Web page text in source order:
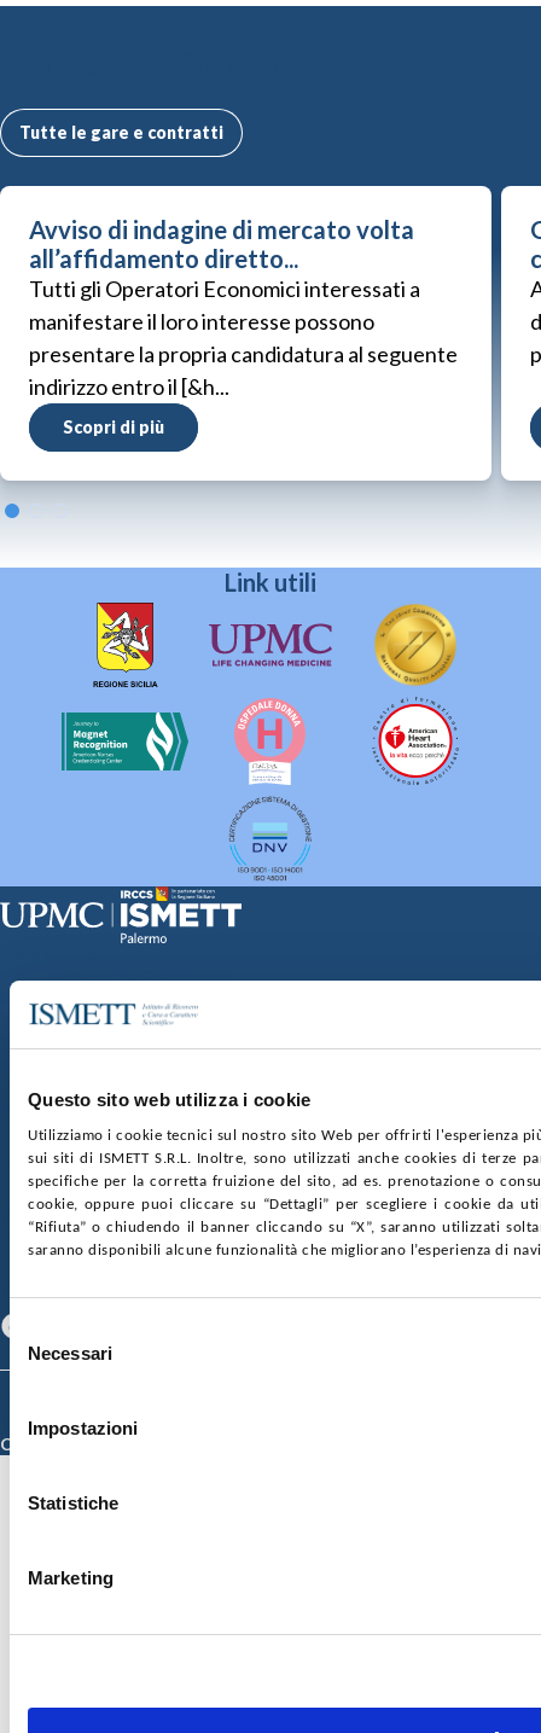
Questo sito web utilizza i cookie
Utilizziamo i cookie tecnici sul nostro sito Web per offrirti l'esperienza
sui siti di ISMETT S.R.L. Inoltre, sono utilizzati anche cookies di terze
specifiche per la corretta fruizione del sito, ad es. prenotazione o
cookie, oppure puoi cliccare su “Dettagli” per scegliere i cookie da
“Rifiuta” o chiudendo il banner cliccando su “X”, saranno utilizzati
saranno disponibili alcune funzionalità che migliorano l’esperienza di
Selezione
delNecessari
Impostazioni
Statistiche
Marketing
Tutte le gare e contratti
Avviso di indagine di mercato volta
all’affidamento diretto...
Tutti gli Operatori Economici interessati a
manifestare il loro interesse possono
presentare la propria candidatura al seguente
indirizzo entro il [&h...
Scopri di più
Link utili
Via Discesa dei Giudici 4 90133 Palermo
nr. REA PA-201818 P.I. 04544550827
SOCIETÀ TRASPARENTE WHISTLEBLOWING
GARE E CONTRATTIPRIVACYCOOKIE POLICY
SOSTIENICIMAPPA DEL SITOACCESSIBILITÀ
CONTATTI
Specializzazione)
Credits